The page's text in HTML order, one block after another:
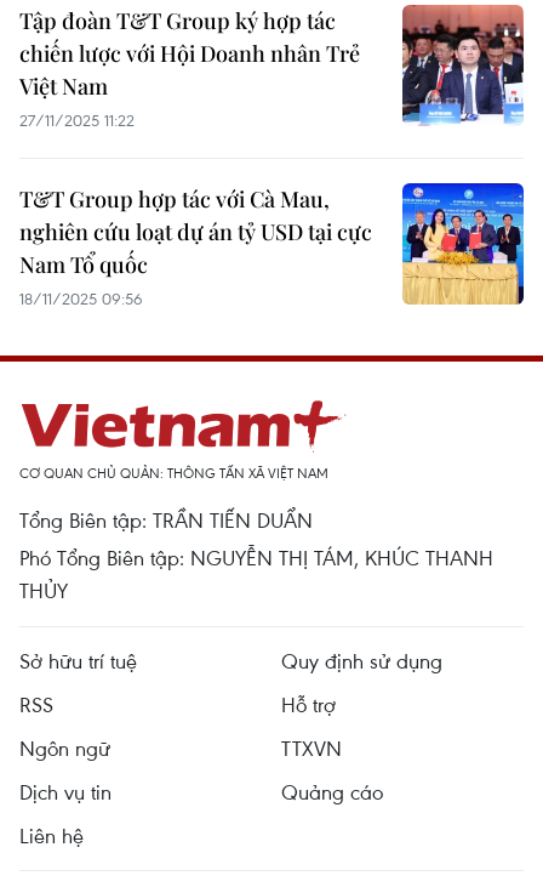
Tập đoàn T&T Group ký hợp tác
chiến lược với Hội Doanh nhân Trẻ
Việt Nam
27/11/2025 11:22
T&T Group hợp tác với Cà Mau,
nghiên cứu loạt dự án tỷ USD tại cực
Nam Tổ quốc
18/11/2025 09:56
CƠ QUAN CHỦ QUẢN: THÔNG TẤN XÃ VIỆT NAM
Tổng Biên tập: TRẦN TIẾN DUẨN
Phó Tổng Biên tập: NGUYỄN THỊ TÁM, KHÚC THANH
THỦY
Sở hữu trí tuệ
Quy định sử dụng
RSS
Hỗ trợ
Ngôn ngữ
TTXVN
Dịch vụ tin
Quảng cáo
Liên hệ